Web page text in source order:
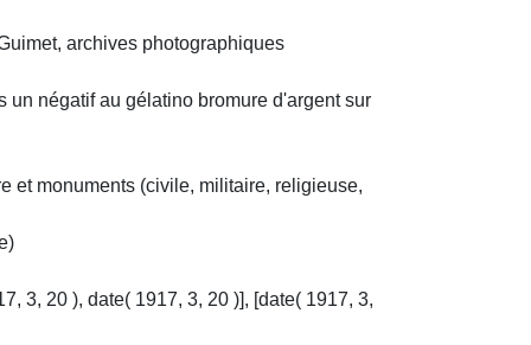
archives photographiques
un négatif au gélatino bromure d'argent sur
et monuments (civile, militaire, religieuse,
3, 20 ), date( 1917, 3, 20 )], [date( 1917, 3,